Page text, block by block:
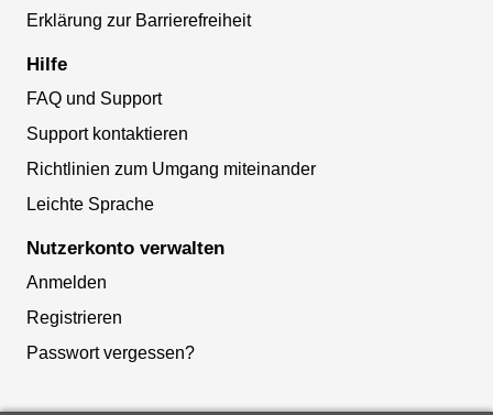
Erklärung zur Barrierefreiheit
Hilfe
FAQ und Support
Support kontaktieren
Richtlinien zum Umgang miteinander
Leichte Sprache
Nutzerkonto verwalten
Anmelden
Registrieren
Passwort vergessen?